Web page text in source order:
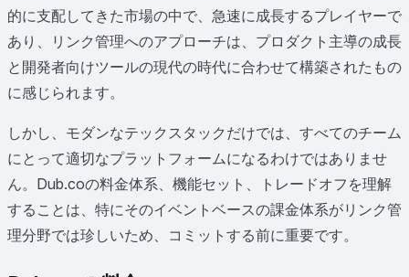
的に支配してきた市場の中で、急速に成長するプレイヤーで
あり、リンク管理へのアプローチは、プロダクト主導の成長
と開発者向けツールの現代の時代に合わせて構築されたもの
に感じられます。
しかし、モダンなテックスタックだけでは、すべてのチーム
にとって適切なプラットフォームになるわけではありませ
ん。Dub.coの料金体系、機能セット、トレードオフを理解
することは、特にそのイベントベースの課金体系がリンク管
理分野では珍しいため、コミットする前に重要です。